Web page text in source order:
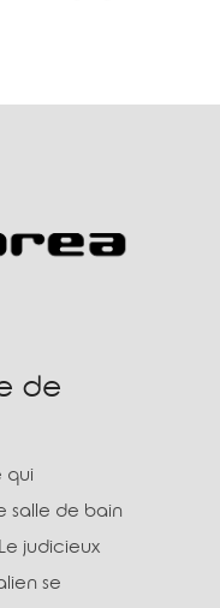
de
qui
salle de bain
judicieux
se